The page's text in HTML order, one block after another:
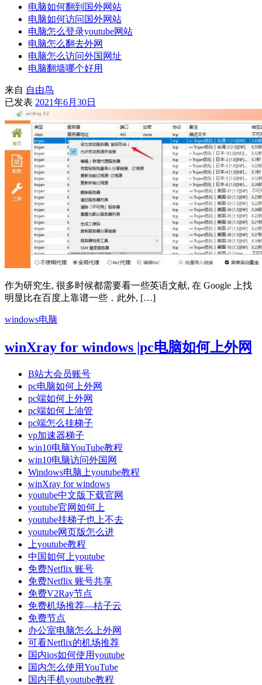
电脑如何翻到国外网站
电脑如何访问国外网站
电脑怎么登录youtube网站
电脑怎么翻去外网
电脑怎么访问外国网址
电脑翻墙哪个好用
来自 自由鸟
已发表 2021年6月30日
作为研究生, 很多时候都需要看一些英语文献, 在 Google 上找
明显比在百度上靠谱一些．此外, […]
windows电脑
winXray for windows |pc电脑如何上外网
B站大会员账号
pc电脑如何上外网
pc端如何上外网
pc端如何上油管
pc端怎么挂梯子
vp加速器梯子
win10电脑YouTube教程
win10电脑访问外国网
Windows电脑上youtube教程
winXray for windows
youtube中文版下载官网
youtube官网如何上
youtube挂梯子也上不去
youtube网页版怎么进
上youtube教程
中国如何上youtube
免费Netflix 账号
免费Netflix 账号共享
免费V2Ray节点
免费机场推荐—桔子云
免费节点
办公室电脑怎么上外网
可看Netflix的机场推荐
国内ios如何使用youtube
国内怎么使用YouTube
国内手机youtube教程